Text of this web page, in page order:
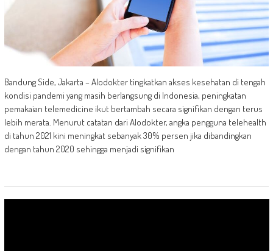
Bandung Side, Jakarta – Alodokter tingkatkan akses kesehatan di tengah
kondisi pandemi yang masih berlangsung di Indonesia, peningkatan
pemakaian telemedicine ikut bertambah secara signifikan dengan terus
lebih merata. Menurut catatan dari Alodokter, angka pengguna telehealth
di tahun 2021 kini meningkat sebanyak 30% persen jika dibandingkan
dengan tahun 2020 sehingga menjadi signifikan